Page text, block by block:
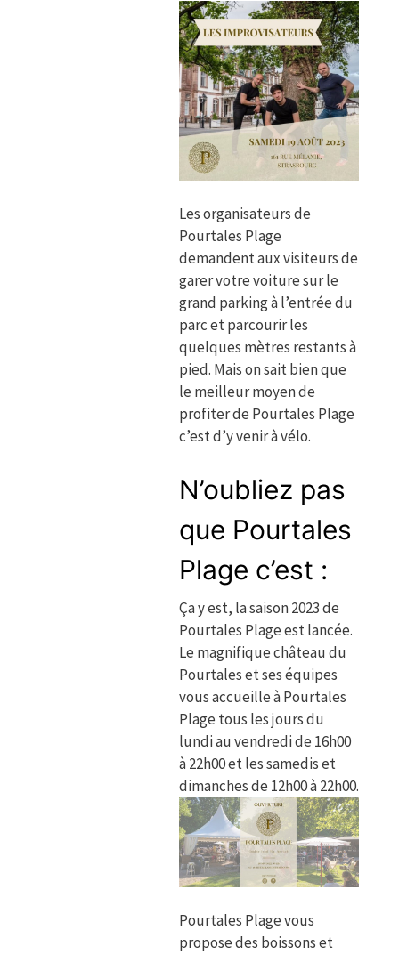
Les organisateurs de
Pourtales Plage
demandent aux visiteurs de
garer votre voiture sur le
grand parking à l’entrée du
parc et parcourir les
quelques mètres restants à
pied. Mais on sait bien que
le meilleur moyen de
profiter de Pourtales Plage
c’est d’y venir à vélo.
N’oubliez pas
que Pourtales
Plage c’est :
Ça y est, la saison 2023 de
Pourtales Plage est lancée.
Le magnifique château du
Pourtales et ses équipes
vous accueille à Pourtales
Plage tous les jours du
lundi au vendredi de 16h00
à 22h00 et les samedis et
dimanches de 12h00 à 22h00.
Pourtales Plage vous
propose des boissons et